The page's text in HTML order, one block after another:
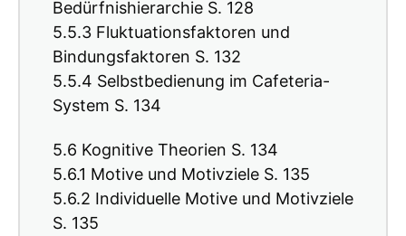
Bedürfnishierarchie S. 128
5.5.3 Fluktuationsfaktoren und
Bindungsfaktoren S. 132
5.5.4 Selbstbedienung im Cafeteria-
System S. 134
5.6 Kognitive Theorien S. 134
5.6.1 Motive und Motivziele S. 135
5.6.2 Individuelle Motive und Motivziele
S. 135